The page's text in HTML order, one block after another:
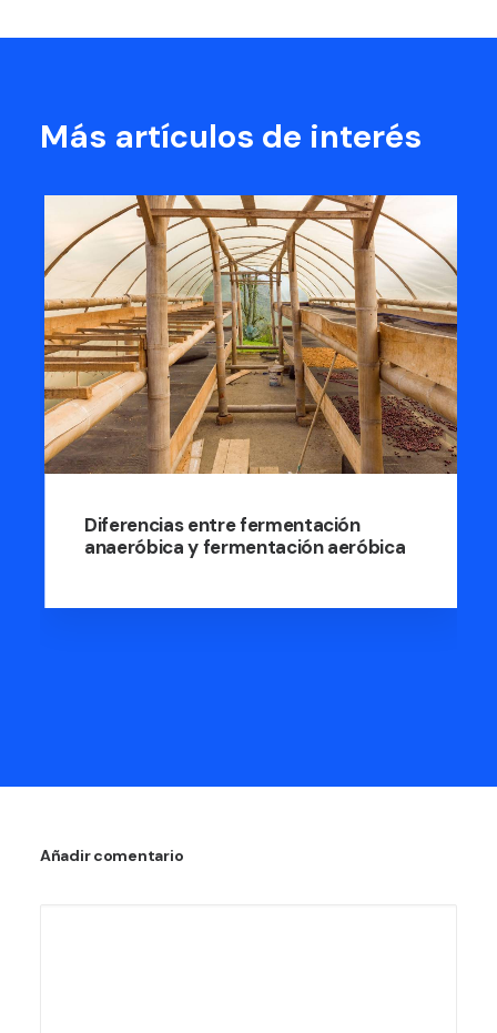
Más artículos de interés
Diferencias entre fermentación
anaeróbica y fermentación aeróbica
Añadir comentario